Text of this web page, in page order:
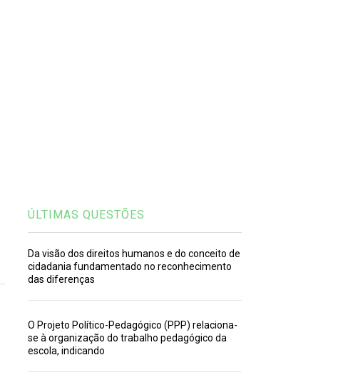
ÚLTIMAS QUESTÕES
Da visão dos direitos humanos e do conceito de
cidadania fundamentado no reconhecimento
das diferenças
O Projeto Político-Pedagógico (PPP) relaciona-
se à organização do trabalho pedagógico da
escola, indicando